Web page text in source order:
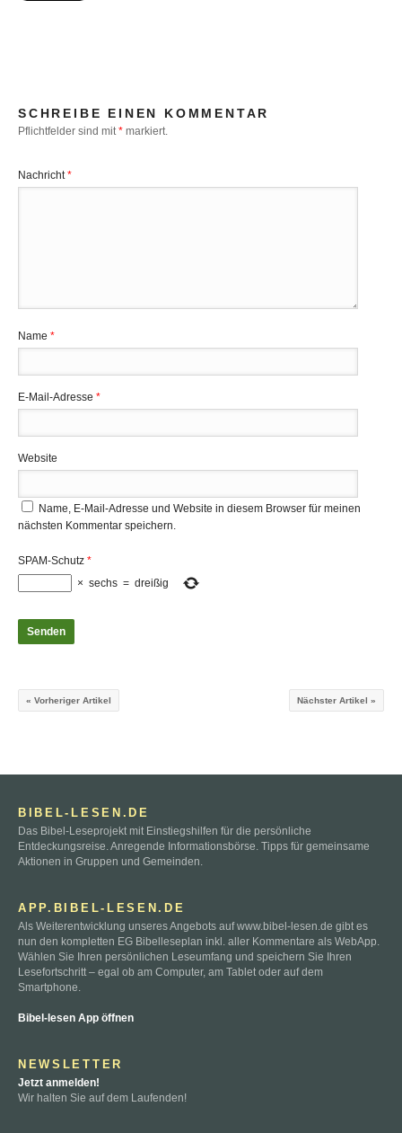
SCHREIBE EINEN KOMMENTAR
Pflichtfelder sind mit * markiert.
Nachricht*
Name *
E-Mail-Adresse *
Website
Name, E-Mail-Adresse und Website in diesem Browser für meinen
nächsten Kommentar speichern.
SPAM-Schutz *
× sechs = dreißig
Nächster Artikel »
« Vorheriger Artikel
BIBEL-LESEN.DE
Das Bibel-Leseprojekt mit Einstiegshilfen für die persönliche
Entdeckungsreise. Anregende Informationsbörse. Tipps für gemeinsame
Aktionen in Gruppen und Gemeinden.
APP.BIBEL-LESEN.DE
Als Weiterentwicklung unseres Angebots auf www.bibel-lesen.de gibt es
nun den kompletten EG Bibelleseplan inkl. aller Kommentare als WebApp.
Wählen Sie Ihren persönlichen Leseumfang und speichern Sie Ihren
Lesefortschritt – egal ob am Computer, am Tablet oder auf dem
Smartphone.
Bibel-lesen App öffnen
NEWSLETTER
Jetzt anmelden!
Wir halten Sie auf dem Laufenden!